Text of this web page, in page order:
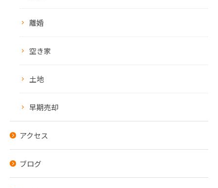
離婚
空き家
土地
早期売却
アクセス
ブログ